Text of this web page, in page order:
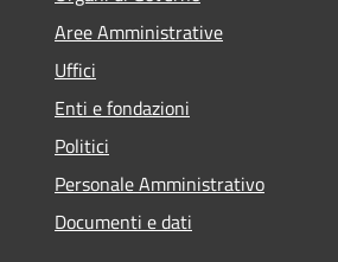
Aree Amministrative
Uffici
Enti e fondazioni
Politici
Personale Amministrativo
Documenti e dati